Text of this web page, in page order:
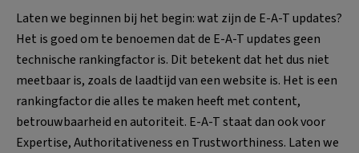
Laten we beginnen bij het begin: wat zijn de E-A-T updates?
Het is goed om te benoemen dat de E-A-T updates geen
technische rankingfactor is. Dit betekent dat het dus niet
meetbaar is, zoals de laadtijd van een website is. Het is een
rankingfactor die alles te maken heeft met content,
betrouwbaarheid en autoriteit. E-A-T staat dan ook voor
Expertise, Authoritativeness en Trustworthiness. Laten we